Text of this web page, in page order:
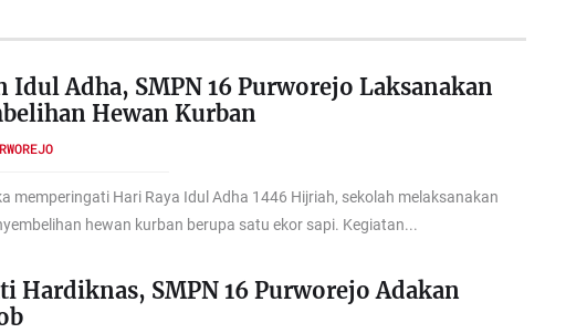
Idul Adha, SMPN 16 Purworejo Laksanakan
Hewan Kurban
memperingati Hari Raya Idul Adha 1446 Hijriah, sekolah melaksanakan
hewan kurban berupa satu ekor sapi. Kegiatan...
Hardiknas, SMPN 16 Purworejo Adakan